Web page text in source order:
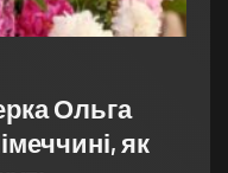
Ольга
як